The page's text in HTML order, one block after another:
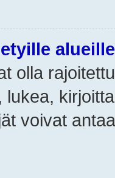
olla
voivat